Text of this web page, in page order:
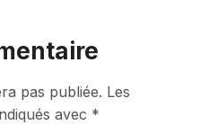
pas publiée. Les
avec *